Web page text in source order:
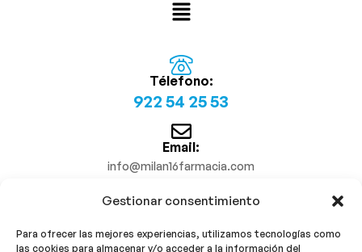
Gestionar consentimiento
Para ofrecer las mejores experiencias, utilizamos tecnologías como
las cookies para almacenar y/o acceder a la información del
Télefono:
922 54 25 53
Email:
info@milan16farmacia.com
¡Síguenos!